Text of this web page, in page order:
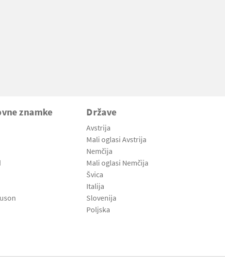
znamke Države
Avstrija
Mali oglasi Avstrija
Nemčija
Mali oglasi Nemčija
Švica
Italija
Slovenija
Poljska